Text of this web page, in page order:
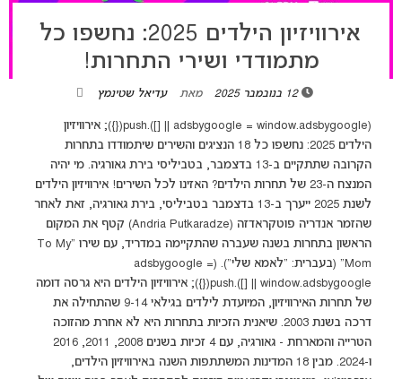
אירוויזיון הילדים 2025: נחשפו כל
מתמודדי ושירי התחרות!
12 בנובמבר 2025 מאת עדיאל שטינמץ
(adsbygoogle = window.adsbygoogle || []).push({}); אירוויזיון
הילדים 2025: נחשפו כל 18 הנציגים והשירים שיתמודדו בתחרות
הקרובה שתתקיים ב-13 בדצמבר, בטביליסי בירת גאורגיה. מי יהיה
המנצח ה-23 של תחרות הילדים? האזינו לכל השירים! אירוויזיון הילדים
לשנת 2025 ייערך ב-13 בדצמבר בטביליסי, בירת גאורגיה, זאת לאחר
שהזמר אנדריה פוטקראדזה (Andria Putkaradze) קטף את המקום
הראשון בתחרות בשנה שעברה שהתקיימה במדריד, עם שירו "To My
Mom" (בעברית: "לאמא שלי"). (adsbygoogle =
window.adsbygoogle || []).push({}); אירוויזיון הילדים היא גרסה דומה
של תחרות האירוויזיון, המיועדת לילדים בגילאי 9-14 שהתחילה את
דרכה בשנת 2003. שיאנית הזכיות בתחרות היא לא אחרת מהזוכה
הטרייה והמארחת - גאורגיה, עם 4 זכיות בשנים 2008, 2011, 2016
ו-2024. מבין 18 המדינות המשתתפות השנה באירוויזיון הילדים,